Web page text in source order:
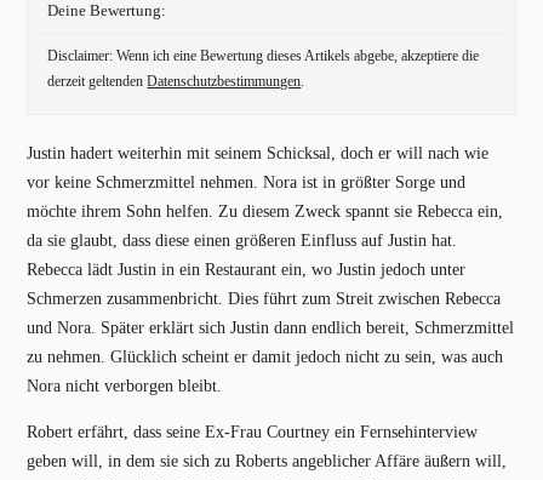
Deine Bewertung:
Disclaimer: Wenn ich eine Bewertung dieses Artikels abgebe, akzeptiere die
derzeit geltendenDatenschutzbestimmungen.
Justin hadert weiterhin mit seinem Schicksal, doch er will nach wie
vor keine Schmerzmittel nehmen. Nora ist in größter Sorge und
möchte ihrem Sohn helfen. Zu diesem Zweck spannt sie Rebecca ein,
da sie glaubt, dass diese einen größeren Einfluss auf Justin hat.
Rebecca lädt Justin in ein Restaurant ein, wo Justin jedoch unter
Schmerzen zusammenbricht. Dies führt zum Streit zwischen Rebecca
und Nora. Später erklärt sich Justin dann endlich bereit, Schmerzmittel
zu nehmen. Glücklich scheint er damit jedoch nicht zu sein, was auch
Nora nicht verborgen bleibt.
Robert erfährt, dass seine Ex-Frau Courtney ein Fernsehinterview
geben will, in dem sie sich zu Roberts angeblicher Affäre äußern will,